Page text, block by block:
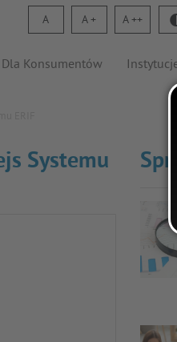
A A A
Dla Konsumentów
Systemu